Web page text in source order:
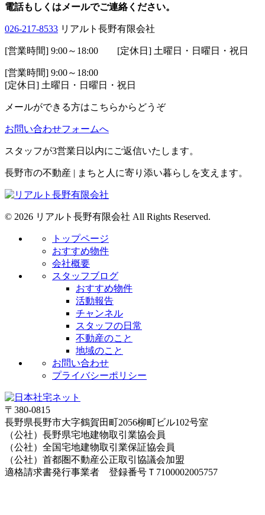
電話もしくはメールでご連絡ください。
026-217-8533 リアルト長野有限会社
[営業時間] 9:00～18:00 [定休日] 土曜日・日曜日・祝日
[営業時間] 9:00～18:00
[定休日] 土曜日・日曜日・祝日
メールができる方はこちらからどうぞ
お問い合わせフォームへ
スタッフが3営業日以内にご返信いたします。
長野市の不動産 | まちと人に寄り添い暮らしを支えます。
© 2026 リアルト長野有限会社 All Rights Reserved.
トップページ
おすすめ物件
会社概要
スタッフブログ
おすすめ物件
活動報告
チャンネル
スタッフの日常
不動産のこと
地域のこと
お問い合わせ
プライバシーポリシー
〒380-0815
長野県長野市大字鶴賀田町2056柳町ビル102号室
（公社）長野県宅地建物取引業協会員
（公社）全国宅地建物取引業保証協会員
（公社）首都圏不動産公正取引協議会加盟
適格請求書発行事業者 登録番号Ｔ7100002005757